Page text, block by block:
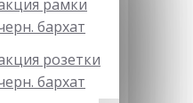
рамки
бархат
розетки
бархат